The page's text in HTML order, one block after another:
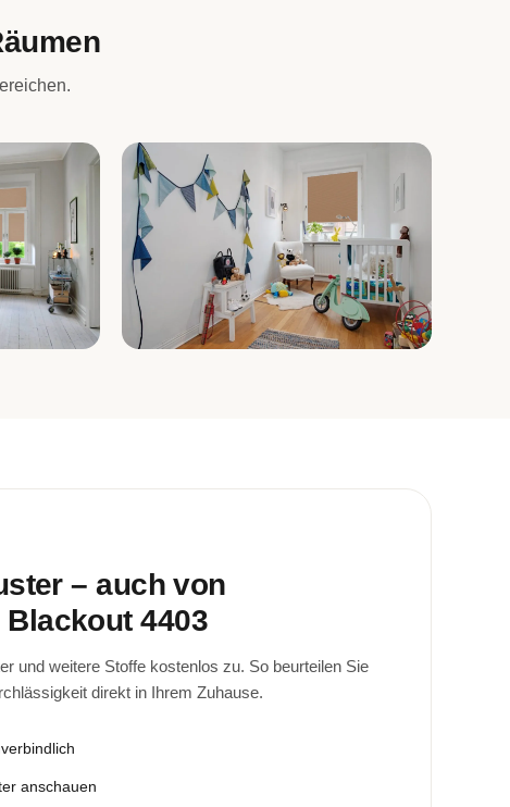
– auch von
Blackout 4403
und weitere Stoffe kostenlos zu. So beurteilen Sie
direkt in Ihrem Zuhause.
anschauen